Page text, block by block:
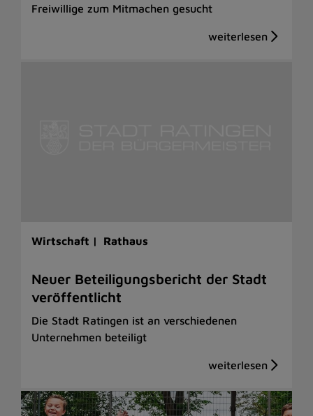
Freiwillige zum Mitmachen gesucht
Wirtschaft | Rathaus
Neuer Beteiligungsbericht der Stadt
veröffentlicht
Die Stadt Ratingen ist an verschiedenen
Unternehmen beteiligt